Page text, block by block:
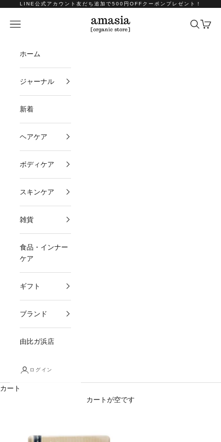
コンテンツへスキップ
LINE公式アカウント友だち追加で500円OFFクーポンプレゼント！
amasia organic store
メニュー 検索カート
ホーム
ジャーナル
新着
ヘアケア
ボディケア
スキンケア
雑貨
食品・インナー
ケア
ギフト
ブランド
由比ガ浜店
ログイン
カート
カートが空です